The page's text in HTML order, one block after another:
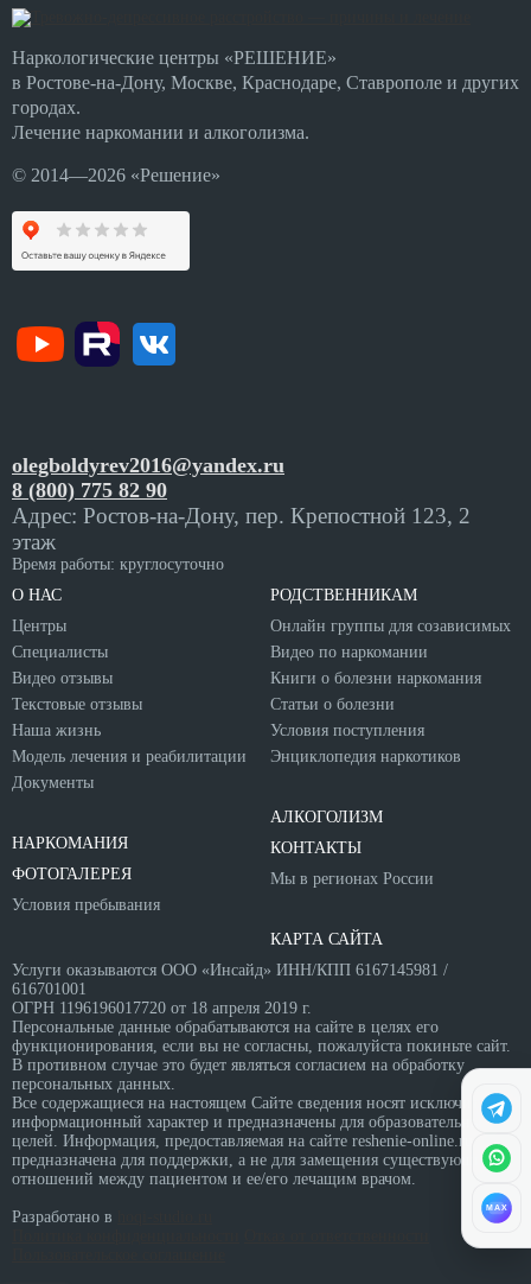
Наркологические центры «РЕШЕНИЕ»
в Ростове-на-Дону, Москве, Краснодаре, Ставрополе и других
городах.
Лечение наркомании и алкоголизма.
© 2014—2026 «Решение»
О НАС
Центры
Специалисты
Видео отзывы
Текстовые отзывы
Наша жизнь
Модель лечения и реабилитации
Документы
НАРКОМАНИЯ
ФОТОГАЛЕРЕЯ
Условия пребывания
РОДСТВЕННИКАМ
Онлайн группы для созависимых
Видео по наркомании
Книги о болезни наркомания
Статьи о болезни
Условия поступления
Энциклопедия наркотиков
АЛКОГОЛИЗМ
КОНТАКТЫ
Мы в регионах России
КАРТА САЙТА
olegboldyrev2016@yandex.ru
8 (800) 775 82 90
Адрес: Ростов-на-Дону, пер. Крепостной 123, 2
этаж
Время работы: круглосуточно
Услуги оказываются ООО «Инсайд» ИНН/КПП 6167145981 /
616701001
ОГРН 1196196017720 от 18 апреля 2019 г.
Персональные данные обрабатываются на сайте в целях его
функционирования, если вы не согласны, пожалуйста покиньте сайт.
В противном случае это будет являться согласием на обработку
персональных данных.
Все содержащиеся на настоящем Сайте сведения носят исключительно
информационный характер и предназначены для образовательных
целей. Информация, предоставляемая на сайте reshenie-online.ru
предназначена для поддержки, а не для замещения существующих
отношений между пациентом и ее/его лечащим врачом.
Разработано в
MAX